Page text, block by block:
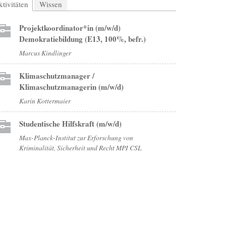
(aktiver Reiter)
Wissen
Projektkoordinator*in (m/w/d)
Demokratiebildung (E13, 100%, befr.)
Marcus Kindlinger
Klimaschutzmanager /
Klimaschutzmanagerin (m/w/d)
Karin Kottermaier
Studentische Hilfskraft (m/w/d)
Max-Planck-Institut zur Erforschung von
Kriminalität, Sicherheit und Recht MPI CSL